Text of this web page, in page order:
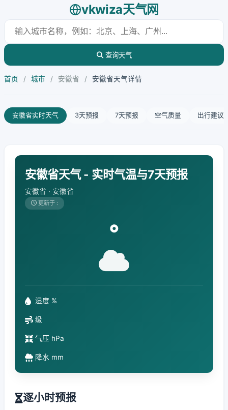
vkwiza天气网
查询天气
首页 / 城市 / 安徽省 / 安徽省天气详情
安徽省实时天气 3天预报 7天预报 空气质量 出行建议
安徽省天气 - 实时气温与7天预报
安徽省 · 安徽省
更新于 :
°
湿度 %
级
气压 hPa
降水 mm
逐小时预报